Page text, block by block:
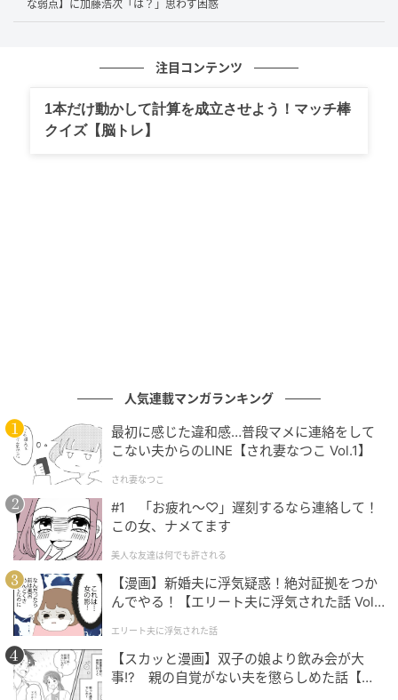
「かわいいお店なんですよ」「個室とかにも入らない
内田有紀が語った温かな交友関係
ります。テレビで見る姿とは少し違う、温かなつなが
りが感じられる告白でした。
次の記事
#1 子どもの実名と顔を晒すママ、大丈夫か
な？なんて心配していたら。
な弱点】に加藤浩次「は？」思わず困惑
注目コンテンツ
1本だけ動かして計算を成立させよう！マッチ棒
クイズ【脳トレ】
人気連載マンガランキング
最初に感じた違和感…普段マメに連絡をして
こない夫からのLINE【され妻なつこ Vol.1】
され妻なつこ
#1 「お疲れ〜♡」遅刻するなら連絡して！
この女、ナメてます
美人な友達は何でも許される
【漫画】新婚夫に浮気疑惑！絶対証拠をつか
んでやる！【エリート夫に浮気された話 Vol.
エリート夫に浮気された話
【スカッと漫画】双子の娘より飲み会が大
事!? 親の自覚がない夫を懲らしめた話【第1